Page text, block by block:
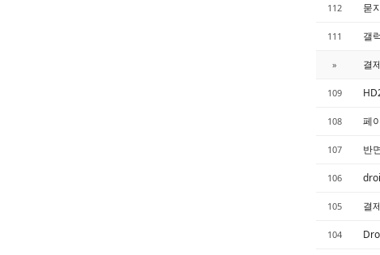
112 묻
111 갤
» 결
109
108 페
107 반
106
105 결
104